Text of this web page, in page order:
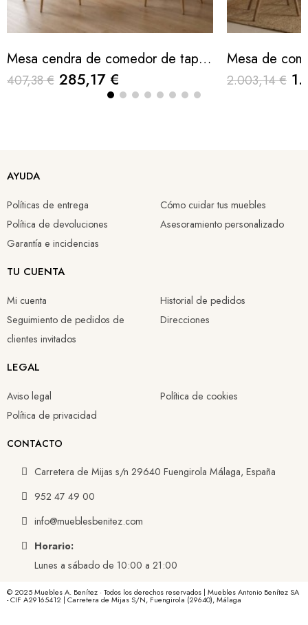
Mesa cendra de comedor de tapa de cristal y patas cruzadas de roble 160x90x75cm
407,38 € 285,17 € 2.003,14 €
AYUDA
Políticas de entrega
Política de devoluciones
Garantía e incidencias
Cómo cuidar tus muebles
Asesoramiento personalizado
TU CUENTA
Mi cuenta
Seguimiento de pedidos de
clientes invitados
Historial de pedidos
Direcciones
LEGAL
Aviso legal
Política de privacidad
Política de cookies
CONTACTO
Carretera de Mijas s/n 29640 Fuengirola Málaga, España
952 47 49 00
info@mueblesbenitez.com
Horario:
Lunes a sábado de 10:00 a 21:00
© 2025 Muebles A. Benítez · Todos los derechos reservados | Muebles Antonio Benítez SA
- CIF A29165412 | Carretera de Mijas S/N, Fuengirola (29640), Málaga